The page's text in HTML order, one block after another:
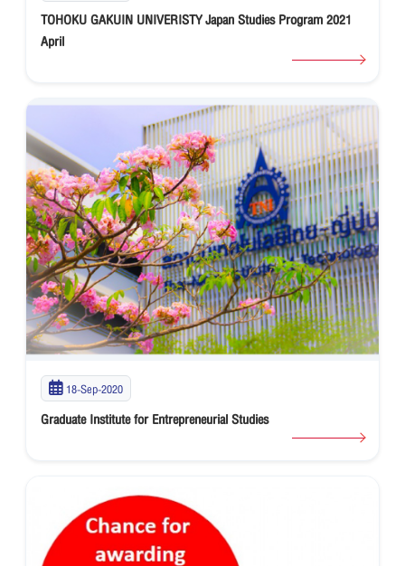
TOHOKU GAKUIN UNIVERISTY Japan Studies Program 2021
April
18-Sep-2020
Graduate Institute for Entrepreneurial Studies